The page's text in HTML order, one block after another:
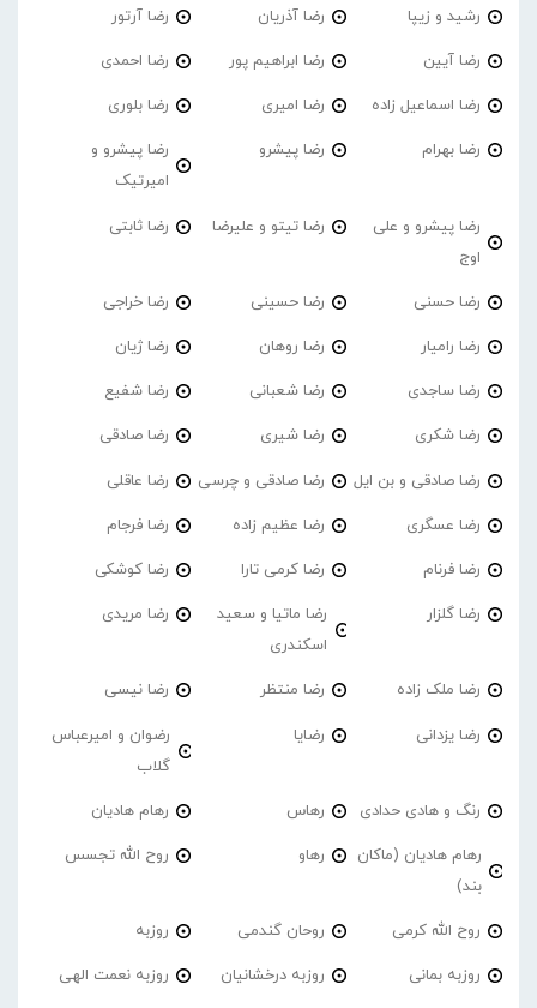
رشید و زیپا رضا آذریان رضا آرتور
رضا آیین رضا ابراهیم پور رضا احمدی
رضا اسماعیل زاده رضا امیری رضا بلوری
رضا بهرام رضا پیشرو
رضا پیشرو و
امیرتیک
رضا پیشرو و علی
اوج
رضا تیتو و علیرضا رضا ثابتی
رضا حسنی رضا حسینی رضا خراجی
رضا رامیار رضا روهان رضا ژیان
رضا ساجدی رضا شعبانی رضا شفیع
رضا شکری رضا شیری رضا صادقی
رضا صادقی و بن ایل رضا صادقی و چرسی رضا عاقلی
رضا عسگری رضا عظیم زاده رضا فرجام
رضا فرنام رضا کرمی تارا رضا کوشکی
رضا گلزار
رضا ماتیا و سعید
اسکندری
رضا مریدی
رضا ملک زاده رضا منتظر رضا نیسی
رضا یزدانی رضایا
رضوان و امیرعباس
گلاب
رنگ و هادی حدادی رهاس رهام هادیان
رهام هادیان (ماکان
بند)
رهاو روح الله تجسس
روح الله کرمی روحان گندمی روزبه
روزبه بمانی روزبه درخشانیان روزبه نعمت الهی